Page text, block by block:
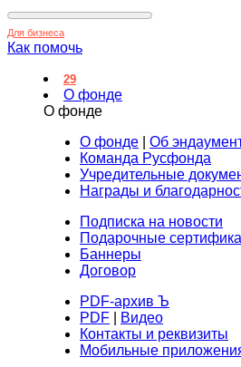
Для бизнеса
Как помочь
29
О фонде
О фонде
О фонде
Об
Команда Русфонда
Учредительные
Награды и
Подписка на новости
Подарочные
Баннеры
Договор
PDF-архив Ъ
PDF
Видео
Контакты и реквизиты
Мобильные